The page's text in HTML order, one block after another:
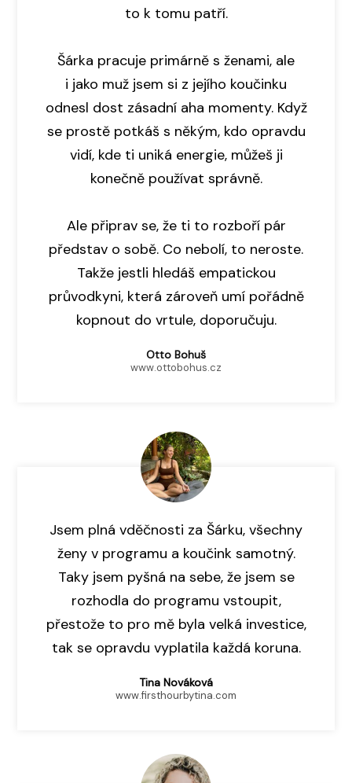
to k tomu patří.
Šárka pracuje primárně s ženami, ale
i jako muž jsem si z jejího koučinku
odnesl dost zásadní aha momenty. Když
se prostě potkáš s někým, kdo opravdu
vidí, kde ti uniká energie, můžeš ji
konečně používat správně.
Ale připrav se, že ti to rozboří pár
představ o sobě. Co nebolí, to neroste.
Takže jestli hledáš empatickou
průvodkyni, která zároveň umí pořádně
kopnout do vrtule, doporučuju.
Otto Bohuš
www.ottobohus.cz
Jsem plná vděčnosti za Šárku, všechny
ženy v programu a koučink samotný.
Taky jsem pyšná na sebe, že jsem se
rozhodla do programu vstoupit,
přestože to pro mě byla velká investice,
tak se opravdu vyplatila každá koruna.
Tina Nováková
www.firsthourbytina.com